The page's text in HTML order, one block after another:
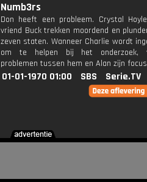
Numb3rs
Don heeft een probleem. Crystal
vriend Buck trekken moordend en
zeven staten. Wanneer Charlie wordt
om te helpen bij het onderzoek,
problemen tussen hem en Alan zijn
01-01-1970 01:00 SBS Serie.TV